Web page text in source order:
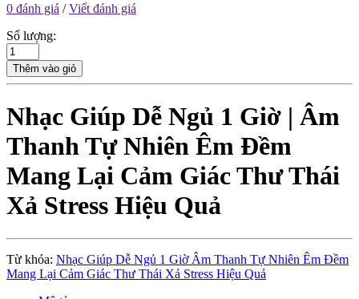
0 đánh giá /Viết đánh giá
Số lượng:
Thêm vào giỏ
Nhạc Giúp Dễ Ngủ 1 Giờ | Âm
Thanh Tự Nhiên Êm Đềm
Mang Lại Cảm Giác Thư Thái
Xả Stress Hiệu Quả
Từ khóa: Nhạc Giúp Dễ Ngủ 1 Giờ Âm Thanh Tự Nhiên Êm Đềm
Mang Lại Cảm Giác Thư Thái Xả Stress Hiệu Quả